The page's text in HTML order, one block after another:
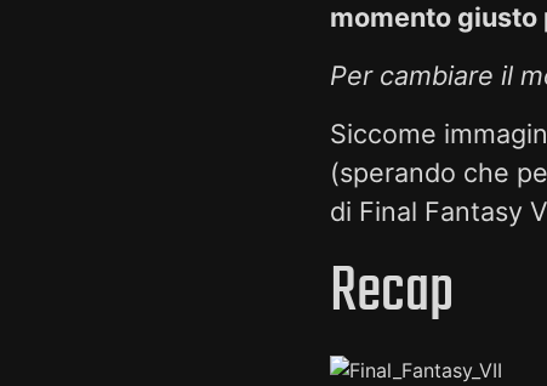
momento giusto
Per cambiare il
Siccome
(sperando che
di Final Fantasy
Recap